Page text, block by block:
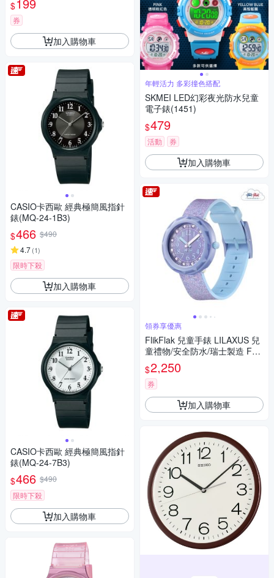
$199
券
加入購物車
CASIO卡西歐 經典極簡風指針
錶(MQ-24-1B3)
$466 $490
4.7(1)
限時下殺
加入購物車
CASIO卡西歐 經典極簡風指針
錶(MQ-24-7B3)
$466 $490
限時下殺
加入購物車
年輕活力 多彩撞色搭配
SKMEI LED幻彩夜光防水兒童
電子錶(1451)
$479
活動 券
加入購物車
領券享優惠
FlikFlak 兒童手錶 LILAXUS 兒
童禮物/安全防水/瑞士製造 FCS
P102 (36.7mm)
$2,250
券
加入購物車